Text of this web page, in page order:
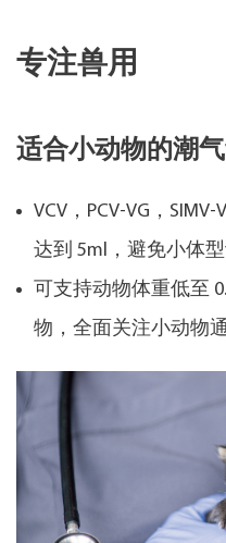
专注兽用
适合小动物的潮
VCV，PCV-VG，
达到 5ml，避免小体
可支持动物体重低至
物，全面关注小动物